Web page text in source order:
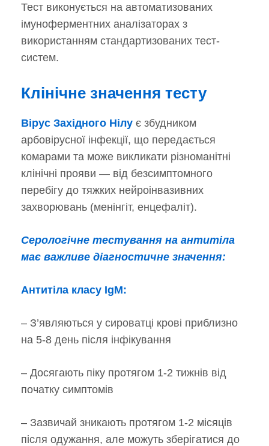
Тест виконується на автоматизованих
імуноферментних аналізаторах з
використанням стандартизованих тест-
систем.
Клінічне значення тесту
Вірус Західного Нілу є збудником
арбовірусної інфекції, що передається
комарами та може викликати різноманітні
клінічні прояви — від безсимптомного
перебігу до тяжких нейроінвазивних
захворювань (менінгіт, енцефаліт).
Серологічне тестування на антитіла
має важливе діагностичне значення:
Антитіла класу IgM:
– З’являються у сироватці крові приблизно
на 5-8 день після інфікування
– Досягають піку протягом 1-2 тижнів від
початку симптомів
– Зазвичай зникають протягом 1-2 місяців
після одужання, але можуть зберігатися до